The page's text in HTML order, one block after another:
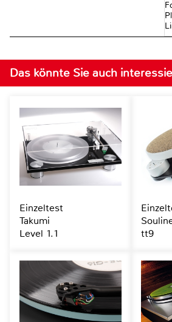
Das könnte Sie auch
Einzeltest
Takumi
Level 1.1
tt9